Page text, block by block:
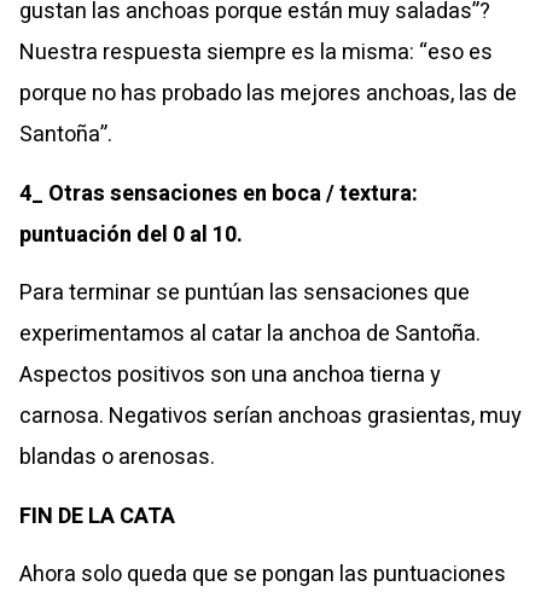
gustan las anchoas porque están muy saladas”?
Nuestra respuesta siempre es la misma: “eso es
porque no has probado las mejores anchoas, las de
Santoña”.
4_ Otras sensaciones en boca / textura:
puntuación del 0 al 10.
Para terminar se puntúan las sensaciones que
experimentamos al catar la anchoa de Santoña.
Aspectos positivos son una anchoa tierna y
carnosa. Negativos serían anchoas grasientas, muy
blandas o arenosas.
FIN DE LA CATA
Ahora solo queda que se pongan las puntuaciones